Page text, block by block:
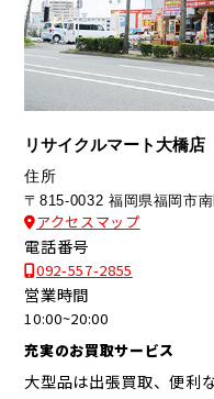
リサイクルマート大橋店
住所
〒815-0032 福岡県福岡市
アクセスマップ
電話番号
092-557-2855
営業時間
10:00~20:00
充実のお買取サービス
大型品は出張買取、便利